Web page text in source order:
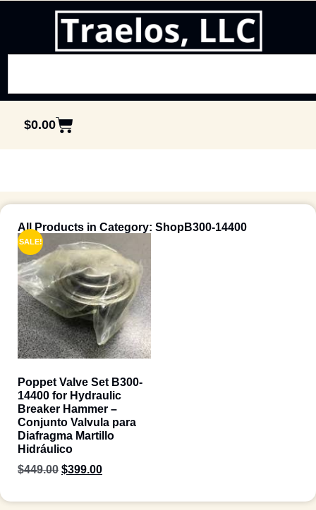
$0.00
All Products in Category: ShopB300-14400
SALE!
Poppet Valve Set B300-
14400 for Hydraulic
Breaker Hammer –
Conjunto Valvula para
Diafragma Martillo
Hidráulico
$449.00 $399.00